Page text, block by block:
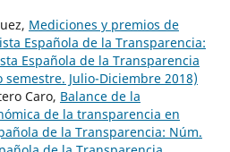
Mediciones y premios de
Española de la Transparencia:
Española de la Transparencia
Julio-Diciembre 2018)
Caro, Balance de la
de la transparencia en
de la Transparencia: Núm.